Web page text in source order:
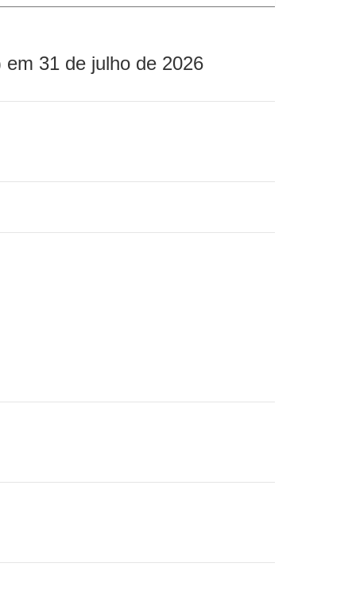
31 de julho de 2026